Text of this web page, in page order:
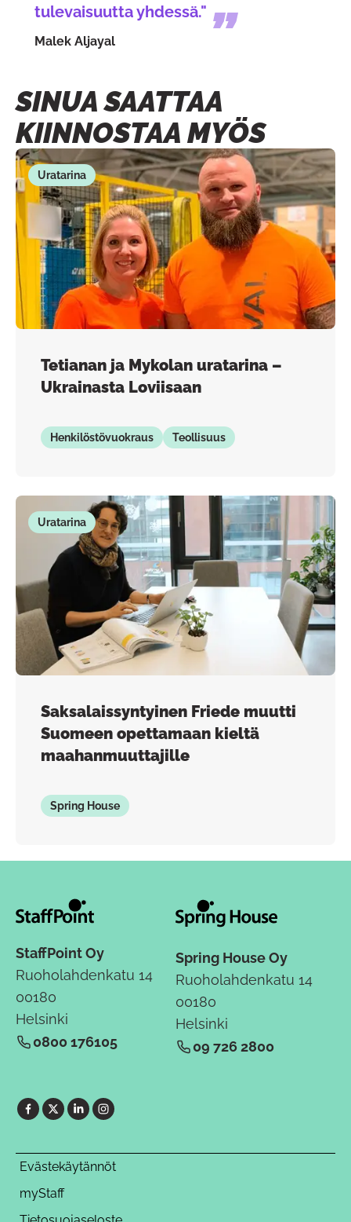
tulevaisuutta yhdessä."
Malek Aljayal
SINUA SAATTAA
KIINNOSTAA MYÖS
Uratarina
Tetianan ja Mykolan uratarina –
Ukrainasta Loviisaan
Henkilöstövuokraus Teollisuus
Uratarina
Saksalaissyntyinen Friede muutti
Suomeen opettamaan kieltä
maahanmuuttajille
Spring House
StaffPoint Oy
Ruoholahdenkatu 14
00180
Helsinki
0800 176105
Spring House Oy
Ruoholahdenkatu 14
00180
Helsinki
09 726 2800
Evästekäytännöt
myStaff